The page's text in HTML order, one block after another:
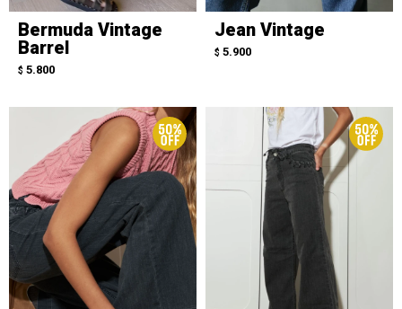
Bermuda Vintage
Barrel
$ 5.800
Jean Vintage
$ 5.900